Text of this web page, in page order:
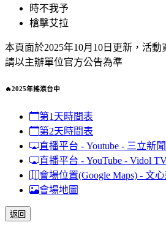
時不我予
槍擊艾拉
本頁面於2025年10月10日更新，活
請以主辦單位官方公告為準
🔥2025年搖滾台中
第1天時間表
第2天時間表
直播平台 - Youtube - 三立新
直播平台 - YouTube - Vidol
會場位置(Google Maps) - 文
會場地圖
返回